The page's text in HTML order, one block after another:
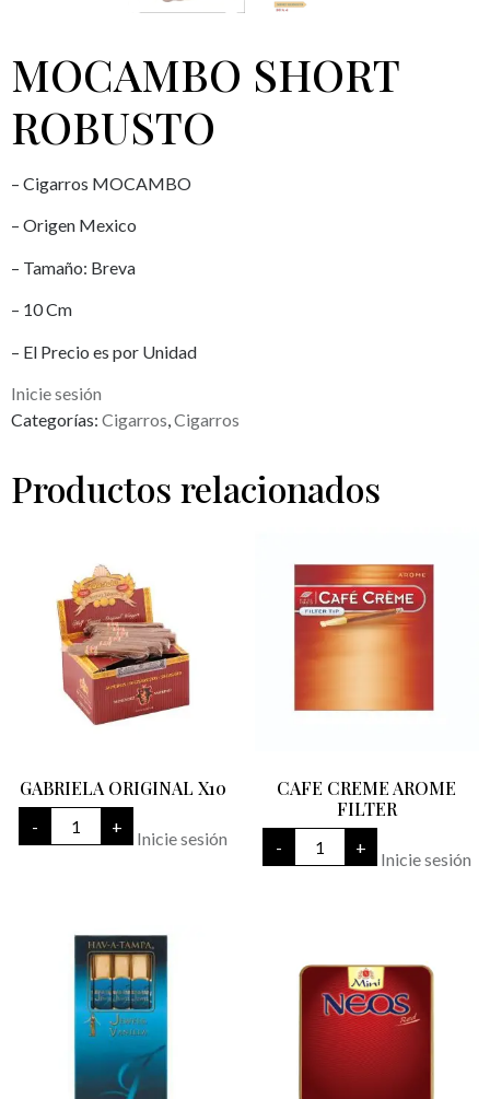
MOCAMBO SHORT
ROBUSTO
– Cigarros MOCAMBO
– Origen Mexico
– Tamaño: Breva
– 10 Cm
– El Precio es por Unidad
Inicie sesión
Categorías: Cigarros,Cigarros
Productos relacionados
GABRIELA ORIGINAL X10
-
GABRIELA
ORIGINAL
X10
+
Inicie sesión
CAFE CREME AROME
FILTER
-
CAFE
CREME
AROME
+
Inicie sesión